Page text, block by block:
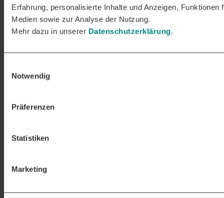
Erfahrung, personalisierte Inhalte und Anzeigen, Funktionen
Medien sowie zur Analyse der Nutzung.
Mehr dazu in unserer Datenschutzerklärung.
Notwendig
Präferenzen
Statistiken
Marketing